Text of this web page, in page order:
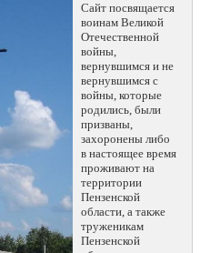
Сайт посвящается
воинам Великой
Отечественной
войны,
вернувшимся и не
вернувшимся с
войны, которые
родились, были
призваны,
захоронены либо
в настоящее время
проживают на
территории
Пензенской
области, а также
труженикам
Пензенской